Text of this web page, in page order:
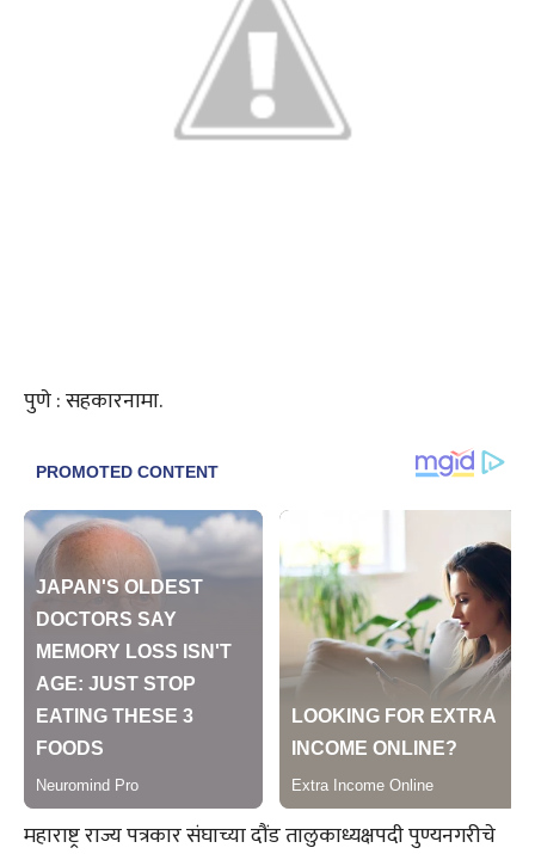
पुणे : सहकारनामा.
महाराष्ट्र राज्य पत्रकार संघाच्या दौंड तालुकाध्यक्षपदी पुण्यनगरीचे